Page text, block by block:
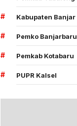
# Kabupaten Banjar
# Pemko Banjarbaru
# Pemkab Kotabaru
# PUPR Kalsel